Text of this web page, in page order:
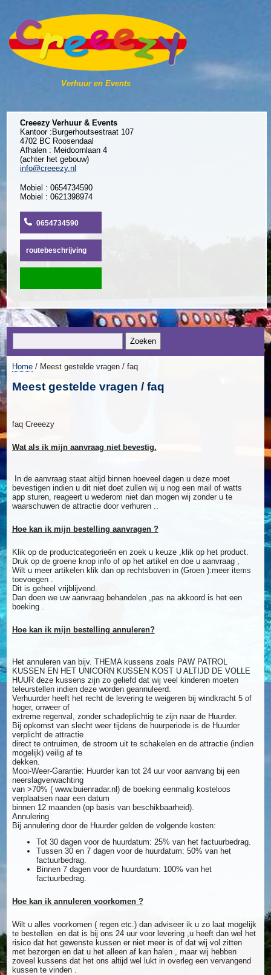
Verhuur en Events
Creeezy Verhuur & Events
Kantoor :Burgerhoutsestraat 107
4702 BC Roosendaal
Afhalen : Meidoornlaan 4
(achter het gebouw)
info@creeezy.nl
Mobiel : 0654734590
Mobiel : 0621398974
0654734590
routebeschrijving
Home/ Meest gestelde vragen / faq
Meest gestelde vragen / faq
faq Creeezy
Wat als ik mijn aanvraag niet bevestig.
In de aanvraag staat altijd binnen hoeveel dagen u deze moet
bevestigen indien u dit niet doet zullen wij u nog een mail of watts
app sturen, reageert u wederom niet dan mogen wij zonder u te
waarschuwen de attractie door verhuren ..
Hoe kan ik mijn bestelling aanvragen ?
Klik op de productcategorieën en zoek u keuze ,klik op het product.
Druk op de groene knop info of op het artikel en doe u aanvraag ,
Wilt u meer artikelen klik dan op rechtsboven in (Groen ):meer items
toevoegen .
Dit is geheel vrijblijvend.
Dan doen we uw aanvraag behandelen ,pas na akkoord is het een
boeking .
Hoe kan ik mijn bestelling annuleren?
Het annuleren van bijv. THEMA kussens zoals PAW PATROL
KUSSEN EN HET UNICORN KUSSEN KOST U ALTIJD DE VOLLE
HUUR deze kussens zijn zo geliefd dat wij veel kinderen moeten
teleurstellen indien deze worden geannuleerd.
Verhuurder heeft het recht de levering te weigeren bij windkracht 5 of
hoger, onweer of
extreme regenval, zonder schadeplichtig te zijn naar de Huurder.
Bij opkomst van slecht weer tijdens de huurperiode is de Huurder
verplicht de attractie
direct te ontruimen, de stroom uit te schakelen en de attractie (indien
mogelijk) veilig af te
dekken.
Mooi-Weer-Garantie: Huurder kan tot 24 uur voor aanvang bij een
neerslagverwachting
van >70% ( www.buienradar.nl) de boeking eenmalig kosteloos
verplaatsen naar een datum
binnen 12 maanden (op basis van beschikbaarheid).
Annulering
Bij annulering door de Huurder gelden de volgende kosten:
Tot 30 dagen voor de huurdatum: 25% van het factuurbedrag.
Tussen 30 en 7 dagen voor de huurdatum: 50% van het
factuurbedrag.
Binnen 7 dagen voor de huurdatum: 100% van het
factuurbedrag.
Hoe kan ik annuleren voorkomen ?
Wilt u alles voorkomen ( regen etc.) dan adviseer ik u zo laat mogelijk
te bestellen en dat is bij ons 24 uur voor levering ,u heeft dan wel het
risico dat het gewenste kussen er niet meer is of dat wij vol zitten
met bezorgen en dat u het alleen af kan halen , maar wij hebben
zoveel kussens dat het ons altijd wel lukt in overleg een vervangend
kussen te vinden .